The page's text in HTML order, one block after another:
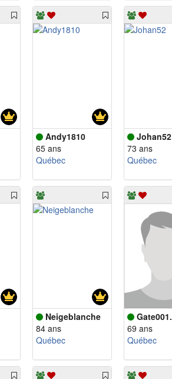
Andy1810
65 ans
Québec
Johan52
73 ans
Québec
Neigeblanche
84 ans
Québec
Gate001.
69 ans
Québec